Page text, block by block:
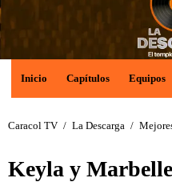
Inicio Capítulos Equipos
Caracol TV / La Descarga /
Keyla y